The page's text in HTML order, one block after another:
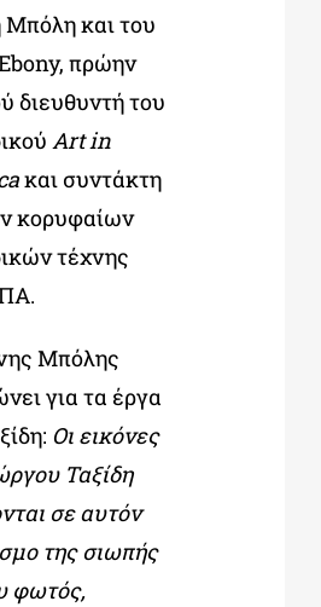
Μπόλη και του
πρώην
διευθυντή του
Art in
και συντάκτη
κορυφαίων
τέχνης
Μπόλης
για τα έργα
Οι εικόνες
Ταξίδη
σε αυτόν
της σιωπής
φωτός,